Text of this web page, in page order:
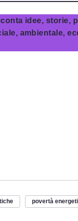
idee, storie,
ambientale,
povertà